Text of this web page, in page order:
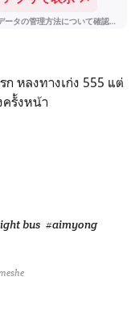
หลงทางเก่ง 555 แต่
ครั้งหน้า
bus #aimyong